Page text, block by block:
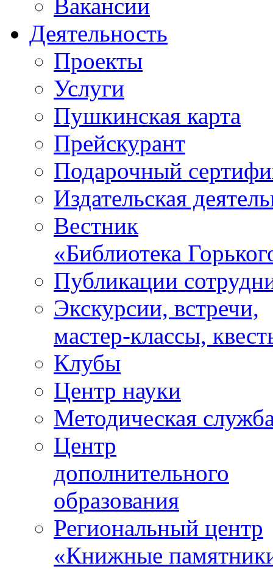
Вакансии
Деятельность
Проекты
Услуги
Пушкинская карта
Прейскурант
Подарочный
Издательская
Вестник
«Библиотека
Публикации
Экскурсии, встречи,
мастер-классы,
Клубы
Центр науки
Методическая
Центр
дополнительного
образования
Региональный центр
«Книжные